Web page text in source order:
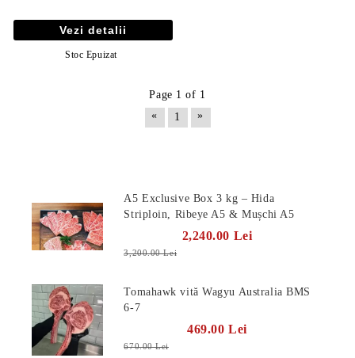
Vezi detalii
Stoc Epuizat
Page 1 of 1
«
1 »
A5 Exclusive Box 3 kg – Hida
Striploin, Ribeye A5 & Mușchi A5
2,240.00 Lei
3,200.00 Lei
Tomahawk vită Wagyu Australia BMS
6-7
469.00 Lei
670.00 Lei